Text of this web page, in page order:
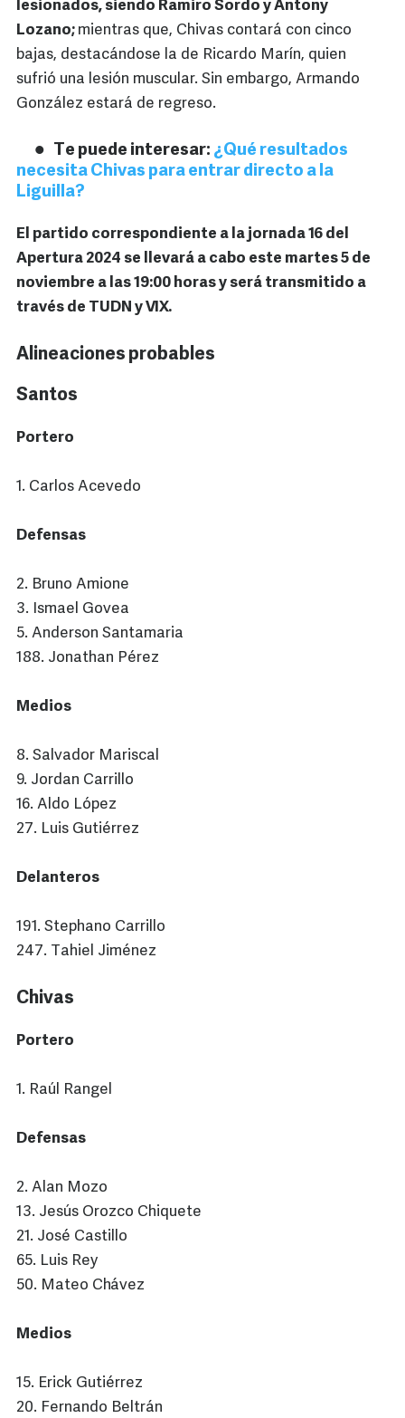
lesionados, siendo Ramiro Sordo y Antony
Lozano; mientras que, Chivas contará con cinco
bajas, destacándose la de Ricardo Marín, quien
sufrió una lesión muscular. Sin embargo, Armando
González estará de regreso.
Te puede interesar: ¿Qué resultados
necesita Chivas para entrar directo a la
Liguilla?
El partido correspondiente a la jornada 16 del
Apertura 2024 se llevará a cabo este martes 5 de
noviembre a las 19:00 horas y será transmitido a
través de TUDN y VIX.
Alineaciones probables
Santos
Portero
1. Carlos Acevedo
Defensas
2. Bruno Amione
3. Ismael Govea
5. Anderson Santamaria
188. Jonathan Pérez
Medios
8. Salvador Mariscal
9. Jordan Carrillo
16. Aldo López
27. Luis Gutiérrez
Delanteros
191. Stephano Carrillo
247. Tahiel Jiménez
Chivas
Portero
1. Raúl Rangel
Defensas
2. Alan Mozo
13. Jesús Orozco Chiquete
21. José Castillo
65. Luis Rey
50. Mateo Chávez
Medios
15. Erick Gutiérrez
20. Fernando Beltrán